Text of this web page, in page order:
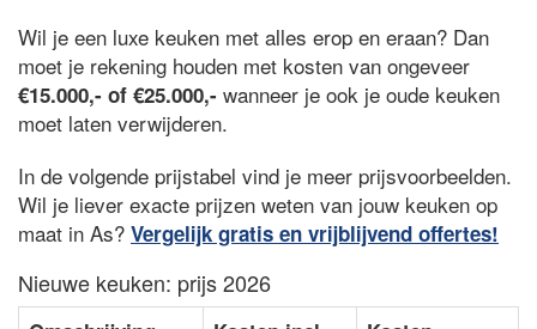
Wil je een luxe keuken met alles erop en eraan? Dan
moet je rekening houden met kosten van ongeveer
€15.000,- of €25.000,- wanneer je ook je oude keuken
moet laten verwijderen.
In de volgende prijstabel vind je meer prijsvoorbeelden.
Wil je liever exacte prijzen weten van jouw keuken op
maat in As? Vergelijk gratis en vrijblijvend offertes!
Nieuwe keuken: prijs 2026